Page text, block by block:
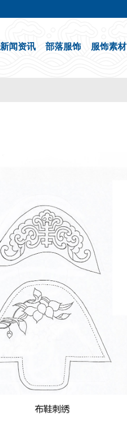
新闻资讯 部落服饰 服饰素材